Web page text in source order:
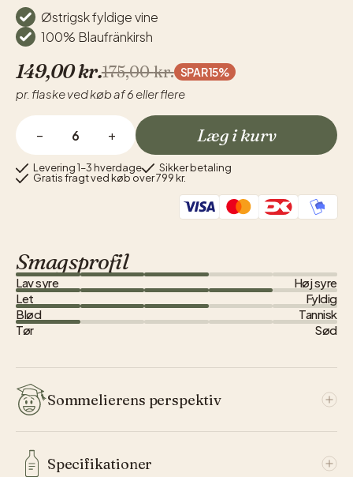
Østrigsk fyldige vine
100% Blaufränkirsh
149,00kr.175,00kr. SPAR 15%
pr. flaske ved køb af 6 eller flere
− + Læg i kurv
Levering 1–3 hverdage
Sikker betaling
Gratis fragt ved køb over 799 kr.
Smagsprofil
Lav syre
Høj syre
Let
Fyldig
Blød
Tannisk
Tør
Sød
Sommelierens perspektiv
Østrig, – nærmere byen Salzburg, hvor de smukke barok
Specifikationer